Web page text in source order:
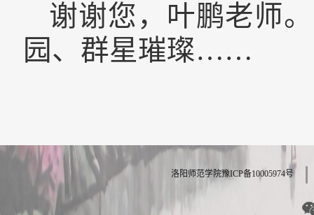
谢谢您，叶鹏老师
园、群星璀璨……
洛阳师范学院豫ICP备10005974号